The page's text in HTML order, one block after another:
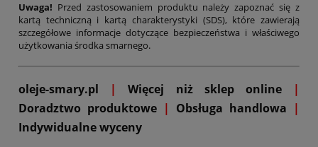
Uwaga! Przed zastosowaniem produktu należy zapoznać się z
kartą techniczną i kartą charakterystyki (SDS), które zawierają
szczegółowe informacje dotyczące bezpieczeństwa i właściwego
użytkowania środka smarnego.
oleje-smary.pl | Więcej niż sklep online
|
Doradztwo produktowe | Obsługa handlowa |
Indywidualne wyceny